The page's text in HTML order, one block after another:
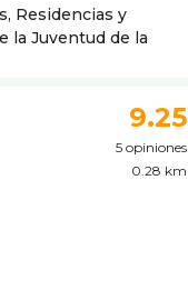
Residencias y
la Juventud de la
9.25
5 opiniones
0.28 km